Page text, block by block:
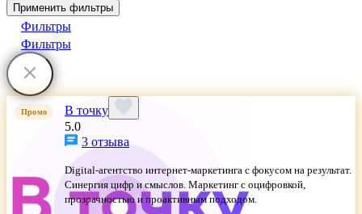
Применить фильтры
Фильтры
Фильтры
Промо
В точку
5.0
3 отзыва
Digital-агентство интернет-маркетинга с фокусом на результат.
Синергия цифр и смыслов. Маркетинг с оцифровкой,
прозрачностью и проактивным подходом.